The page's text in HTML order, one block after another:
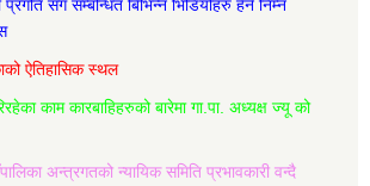
संग सम्बन्धित बिभिन्‍न भिडियोहरु हेर्न निम्‍न
ऐतिहासिक स्थल
काम कारबाहिहरुको बारेमा गा.पा. अध्यक्ष ज्यू को
अन्त्रगतको न्यायिक समिति प्रभावकारी वन्दै